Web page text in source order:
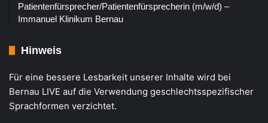
Patientenfürsprecher/Patientenfürsprecherin (m/w/d) –
Immanuel Klinikum Bernau
Hinweis
Für eine bessere Lesbarkeit unserer Inhalte wird bei
Bernau LIVE auf die Verwendung geschlechtsspezifischer
Sprachformen verzichtet.